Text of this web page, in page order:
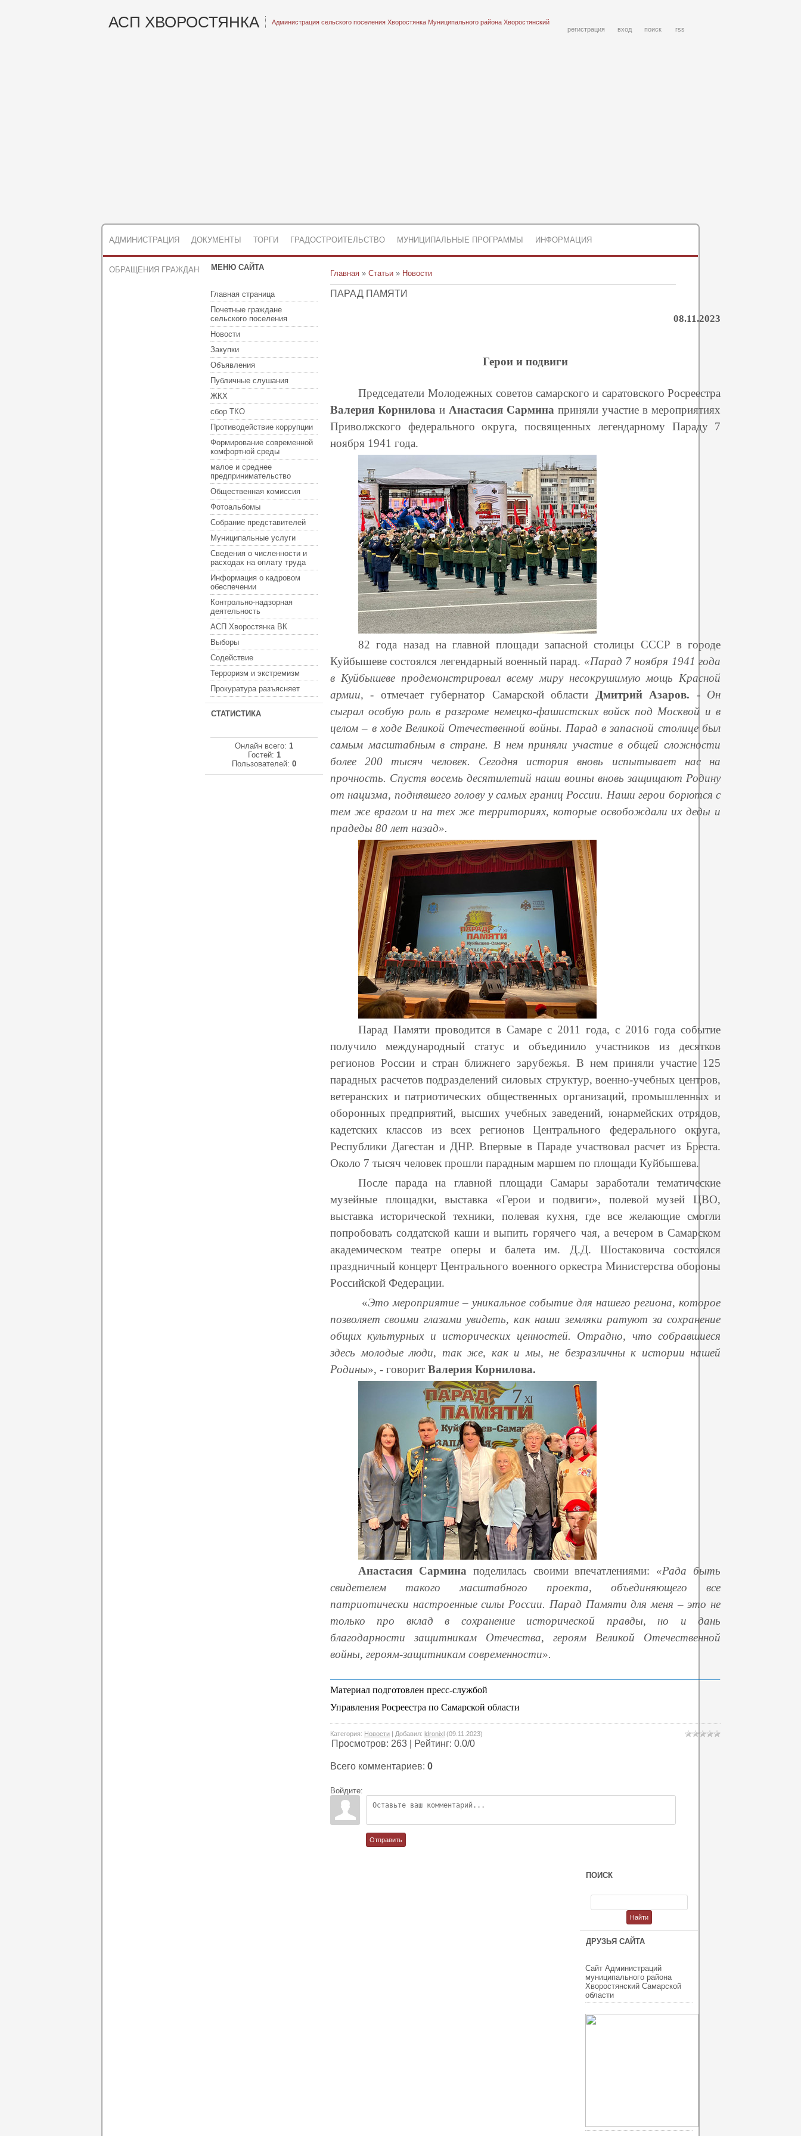
АСП ХВОРОСТЯНКА
Администрация сельского поселения Хворостянка Муниципального района Хворостянский
регистрация
вход поиск rss
АДМИНИСТРАЦИЯ ДОКУМЕНТЫ ТОРГИ ГРАДОСТРОИТЕЛЬСТВО МУНИЦИПАЛЬНЫЕ ПРОГРАММЫ ИНФОРМАЦИЯ
ОБРАЩЕНИЯ ГРАЖДАН МЕНЮ САЙТА
Главная страница
Почетные граждане
сельского поселения
Новости
Закупки
Объявления
Публичные слушания
ЖКХ
сбор ТКО
Противодействие коррупции
Формирование современной
комфортной среды
малое и среднее
предпринимательство
Общественная комиссия
Фотоальбомы
Собрание представителей
Муниципальные услуги
Сведения о численности и
расходах на оплату труда
Информация о кадровом
обеспечении
Контрольно-надзорная
деятельность
АСП Хворостянка ВК
Выборы
Содействие
Терроризм и экстремизм
Прокуратура разъясняет
СТАТИСТИКА
Онлайн всего: 1
Гостей: 1
Пользователей: 0
Главная » Статьи » Новости
ПАРАД ПАМЯТИ
08.11.2023
Герои и подвиги
Председатели Молодежных советов самарского и саратовского Росреестра
Валерия Корнилова и Анастасия Сармина приняли участие в мероприятиях
Приволжского федерального округа, посвященных легендарному Параду 7
ноября 1941 года.
82 года назад на главной площади запасной столицы СССР в городе
Куйбышеве состоялся легендарный военный парад. «Парад 7 ноября 1941 года
в Куйбышеве продемонстрировал всему миру несокрушимую мощь Красной
армии, - отмечает губернатор Самарской области Дмитрий Азаров. - Он
сыграл особую роль в разгроме немецко-фашистских войск под Москвой и в
целом – в ходе Великой Отечественной войны. Парад в запасной столице был
самым масштабным в стране. В нем приняли участие в общей сложности
более 200 тысяч человек.
Сегодня история вновь испытывает нас на
прочность. Спустя восемь десятилетий наши воины вновь защищают Родину
от нацизма, поднявшего голову у самых границ России. Наши герои борются с
тем же врагом и на тех же территориях, которые освобождали их деды и
прадеды 80 лет назад».
Парад Памяти проводится в Самаре с 2011 года, с 2016 года событие
получило международный статус и объединило участников из десятков
регионов России и стран ближнего зарубежья. В нем приняли участие 125
парадных расчетов подразделений силовых структур, военно-учебных центров,
ветеранских и патриотических общественных организаций, промышленных и
оборонных предприятий, высших учебных заведений, юнармейских отрядов,
кадетских классов из всех регионов Центрального федерального округа,
Республики Дагестан и ДНР. Впервые в Параде участвовал расчет из Бреста.
Около 7 тысяч человек прошли парадным маршем по площади Куйбышева.
После парада на главной площади Самары заработали тематические
музейные площадки, выставка «Герои и подвиги», полевой музей ЦВО,
выставка исторической техники, полевая кухня, где все желающие смогли
попробовать солдатской каши и выпить горячего чая, а вечером в Самарском
академическом театре оперы и балета им. Д.Д. Шостаковича состоялся
праздничный концерт Центрального военного оркестра Министерства обороны
Российской Федерации.
«Это мероприятие – уникальное событие для нашего региона, которое
позволяет своими глазами увидеть, как наши земляки ратуют за сохранение
общих культурных и исторических ценностей. Отрадно, что собравшиеся
здесь молодые люди, так же, как и мы, не безразличны к истории нашей
Родины», - говорит Валерия Корнилова.
Анастасия Сармина поделилась своими впечатлениями: «Рада быть
свидетелем такого масштабного проекта, объединяющего все
патриотически настроенные силы России. Парад Памяти для меня – это не
только про вклад в сохранение исторической правды, но и дань
благодарности защитникам Отечества, героям Великой Отечественной
войны, героям-защитникам современности».
Материал подготовлен пресс-службой
Управления Росреестра по Самарской области
Категория: Новости | Добавил: ldronixl (09.11.2023)
Просмотров: 263 Рейтинг: 0.0/0
Всего комментариев: 0
Войдите:
Отправить
ПОИСК
ДРУЗЬЯ САЙТА
Сайт Администраций
муниципального района
Хворостянский Самарской
области